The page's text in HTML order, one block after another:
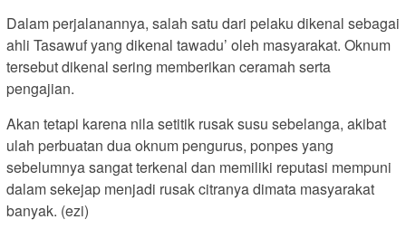
Dalam perjalanannya, salah satu dari pelaku dikenal sebagai
ahli Tasawuf yang dikenal tawadu’ oleh masyarakat. Oknum
tersebut dikenal sering memberikan ceramah serta
pengajian.
Akan tetapi karena nila setitik rusak susu sebelanga, akibat
ulah perbuatan dua oknum pengurus, ponpes yang
sebelumnya sangat terkenal dan memiliki reputasi mempuni
dalam sekejap menjadi rusak citranya dimata masyarakat
banyak. (ezi)